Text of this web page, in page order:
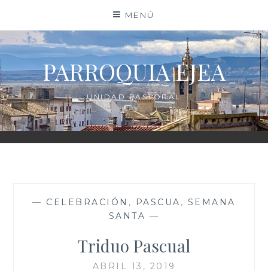
contenido
MENÚ
PARROQUIA EJEA
UNIDAD PASTORAL
— CELEBRACIÓN , PASCUA , SEMANA
SANTA —
Triduo Pascual
ABRIL 13, 2019